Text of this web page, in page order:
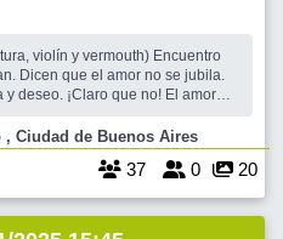
violín y vermouth) Encuentro
Dicen que el amor no se jubila.
¡Claro que no! El amor
encendiéndonos, hay palabras
San Telmo , Ciudad de Buenos Aires
37 0 20